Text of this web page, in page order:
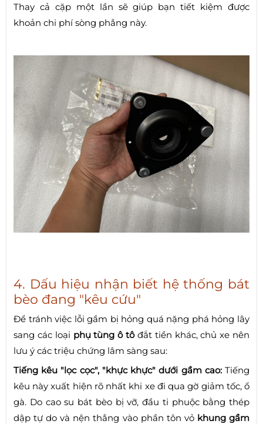
Thay cả cặp một lần sẽ giúp bạn tiết kiệm được
khoản chi phí sòng phẳng này.
4. Dấu hiệu nhận biết hệ thống bát
bèo đang "kêu cứu"
Để tránh việc lỗi gầm bị hỏng quá nặng phá hỏng lây
sang các loại phụ tùng ô tôđắt tiền khác, chủ xe nên
lưu ý các triệu chứng lâm sàng sau:
Tiếng kêu "lọc cọc", "khực khực" dưới gầm cao:Tiếng
kêu này xuất hiện rõ nhất khi xe đi qua gờ giảm tốc, ổ
gà. Do cao su bát bèo bị vỡ, đầu ti phuộc bằng thép
dập tự do và nện thẳng vào phần tôn vỏ khung gầm